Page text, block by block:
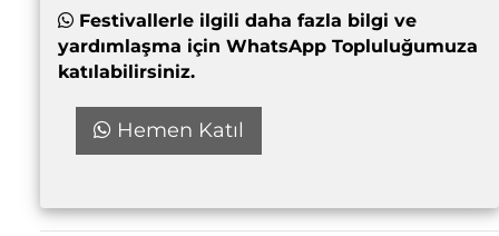
Festivallerle ilgili daha fazla bilgi ve
yardımlaşma için WhatsApp Topluluğumuza
katılabilirsiniz.
Hemen Katıl